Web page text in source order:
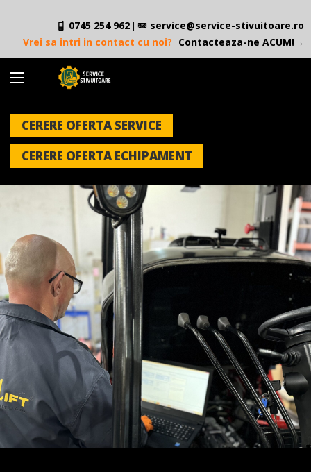
0745 254 962
service@service-stivuitoare.ro
Vrei sa intri in contact cu noi? Contacteaza-ne ACUM!→
CERERE OFERTA SERVICE
CERERE OFERTA ECHIPAMENT